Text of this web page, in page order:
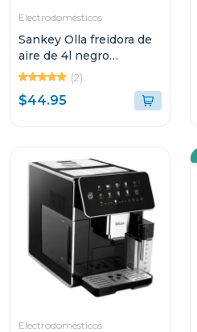
Electrodomésticos
Sankey Olla freidora de
aire de 4l negro
frw4057gb
(2)
$44.95
Electrodomésticos